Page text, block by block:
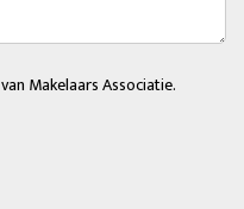
van Makelaars Associatie.